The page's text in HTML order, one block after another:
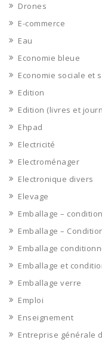
Drones
E-commerce
Eau
Economie bleue
Economie sociale et
Edition
Edition (livres et
Ehpad
Electricité
Electroménager
Electronique divers
Elevage
Emballage –
Emballage –
Emballage
Emballage et
Emballage verre
Emploi
Enseignement
Entreprise générale